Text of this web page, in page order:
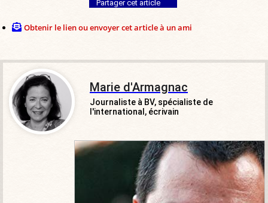
Partager cet article
Obtenir le lien ou envoyer cet article à un ami
Marie d'Armagnac
Journaliste à BV, spécialiste de
l'international, écrivain